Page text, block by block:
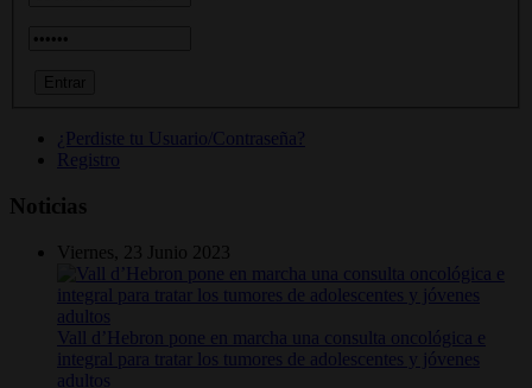
¿Perdiste tu Usuario/Contraseña?
Registro
Noticias
Viernes, 23 Junio 2023
Vall d’Hebron pone en marcha una consulta oncológica e
integral para tratar los tumores de adolescentes y jóvenes
adultos